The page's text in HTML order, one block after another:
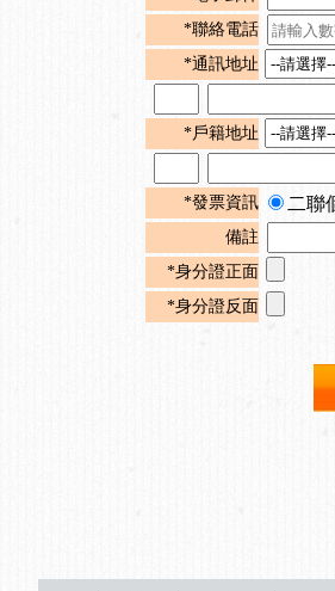
*聯絡電話
*通訊地址
*戶籍地址
*發票資訊 二聯
備註
*身分證正面
*身分證反面